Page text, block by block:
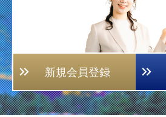
新規会員登録